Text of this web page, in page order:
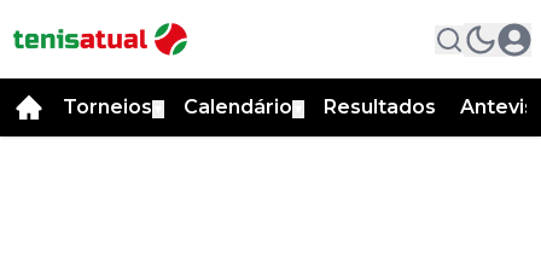
Torneios Calendário Resultados